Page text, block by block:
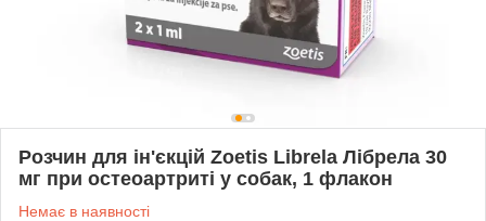
Розчин для ін'єкцій Zoetis Librela Лібрела 30
мг при остеоартриті у собак, 1 флакон
Немає в наявності